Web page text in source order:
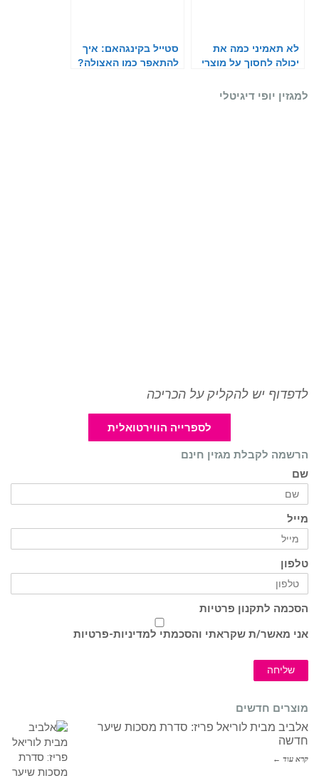
לא תאמיני כמה את
יכולה לחסוך על מוצרי
סטייל בקינגהאם: איך
להתאפר כמו האצולה?
למגזין יופי דיגיטלי
לדפדוף יש להקליק על הכריכה
לספרייה הווירטואלית
הרשמה לקבלת מגזין חינם
שם
מייל
טלפון
הסכמה לתקנון פרטיות
אני מאשר/ת שקראתי והסכמתי למדיניות-פרטיות
שליחה
מוצרים חדשים
אלביב מבית לוריאל פריז: סדרת מסכות שיער
חדשה
קרא עוד ←